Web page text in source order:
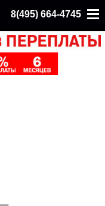
8(495) 664-4745